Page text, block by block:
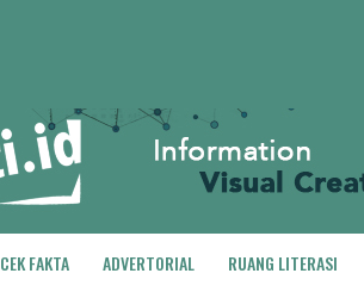
CEK FAKTA ADVERTORIAL RUANG LITERASI